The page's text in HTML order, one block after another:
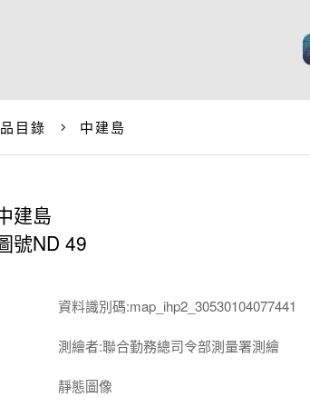
目錄 中建島
建島
號ND 49
資料識別碼:map_ihp2_30530104077441
測繪者:聯合勤務總司令部測量署測繪
靜態圖像